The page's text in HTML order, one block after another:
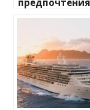
предпочтения
туристов